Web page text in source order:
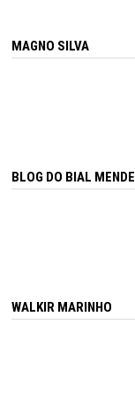
MAGNO SILVA
BLOG DO BIAL
WALKIR MARINHO